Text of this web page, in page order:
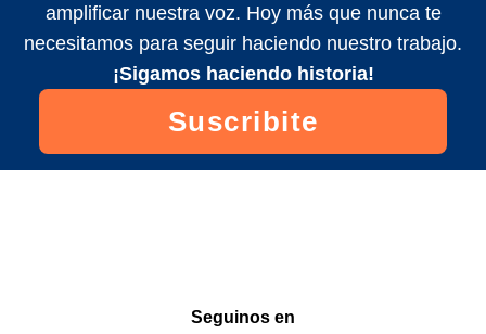
amplificar nuestra voz. Hoy más que nunca te
necesitamos para seguir haciendo nuestro trabajo.
¡Sigamos haciendo historia!
Suscribite
Seguinos en